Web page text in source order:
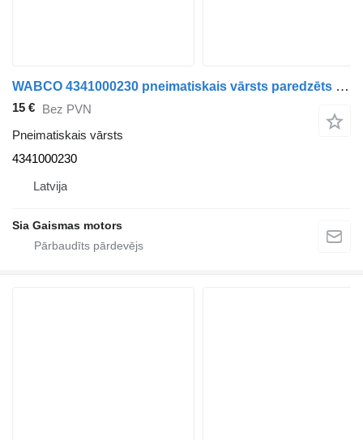
WABCO 4341000230 pneimatiskais vārsts paredzēts Setra autobusa
15 € Bez PVN
Pneimatiskais vārsts
4341000230
Latvija
Sia Gaismas motors